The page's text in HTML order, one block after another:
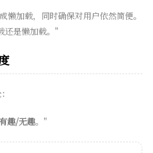
懒加载，同时确保对用户依然简便。
还是懒加载。"
趣/无趣。"